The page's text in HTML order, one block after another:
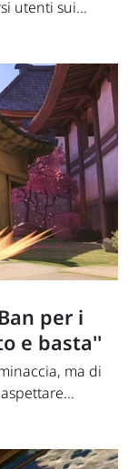
utenti sui...
per i
e basta''
ma di